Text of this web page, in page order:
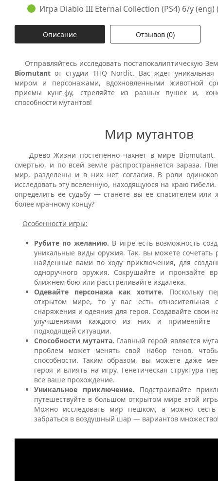
Игра Diablo III Eternal Collection (PS4) б/у (eng)
Описание Отзывов (0)
Отправляйтесь исследовать постапокалиптическую
Biomutant от студии THQ Nordic. Вас ждет
миром и персонажами, вдохновленными животной
приемы кунг-фу, стреляйте из разных пушек и,
способности мутантов!
Мир мутантов
Древо Жизни постепенно чахнет в мире Biomutant.
смертью, и по всей земле распространяется зараза.
мир, разделены и в них нет согласия. В роли
исследовать эту вселенную, находящуюся на краю
определить ее судьбу — станете вы ее спасителем
более мрачному концу?
Особенности игры:
Рубите по желанию. В игре есть возможность
уникальные виды оружия. Так, вы можете сочетать
найденные вами по ходу приключения, для
одноручного оружия. Сокрушайте и пронзайте
ближнем бою или расстреливайте издалека.
Одевайте персонажа как хотите. Поскольку
открытом мире, то у вас есть относительная
снаряжения и одеяния для героя. Создавайте свои
улучшениями каждого из них и
подходящей ситуации.
Способности мутанта. Главный герой является
проблем может менять свой набор генов,
способности. Таким образом, вы можете даже
героя и влиять на игру. Генетическая структура
все ваше прохождение.
Уникальное приключение. Подстраивайте
путешествуйте в большом открытом мире этой
Можно исследовать мир пешком, а можно
забраться в воздушный шар — вариантов